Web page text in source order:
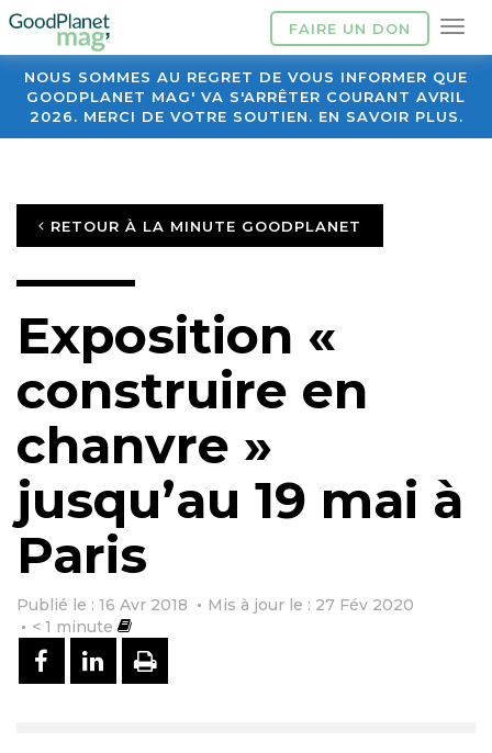
FAIRE UN DON
NOUS SOMMES AU REGRET DE VOUS INFORMER QUE
GOODPLANET MAG' VA S'ARRÊTER COURANT AVRIL
2026. MERCI DE VOTRE SOUTIEN. EN SAVOIR PLUS.
RETOUR À LA MINUTE GOODPLANET
Exposition «
construire en
chanvre »
jusqu’au 19 mai à
Paris
Publié le : 16 Avr 2018
Mis à jour le : 27 Fév 2020
< 1 minute
PARTAGER SUR FACEBOOK
PARTAGER SUR LINKEDIN
IMPRIMER